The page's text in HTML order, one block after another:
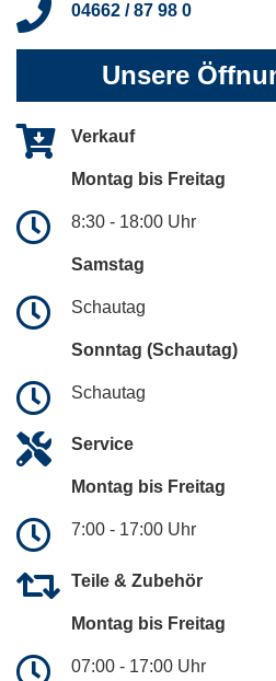
04662 / 87 98 0
Unsere
Verkauf
Montag bis Freitag
8:30 - 18:00 Uhr
Samstag
Schautag
Sonntag (Schautag)
Schautag
Service
Montag bis Freitag
7:00 - 17:00 Uhr
Teile & Zubehör
Montag bis Freitag
07:00 - 17:00 Uhr